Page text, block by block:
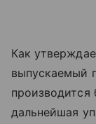
Как
выпускаемый
производится
дальнейшая